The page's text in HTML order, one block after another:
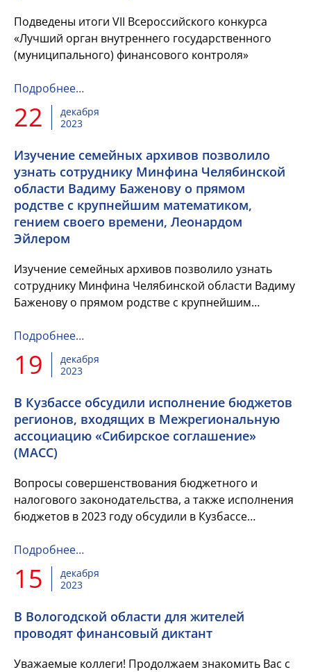
Подведены итоги VII Всероссийского конкурса
«Лучший орган внутреннего государственного
(муниципального) финансового контроля»
Подробнее…
22
декабря
2023
Изучение семейных архивов позволило
узнать сотруднику Минфина Челябинской
области Вадиму Баженову о прямом
родстве с крупнейшим математиком,
гением своего времени, Леонардом
Эйлером
Изучение семейных архивов позволило узнать
сотруднику Минфина Челябинской области Вадиму
Баженову о прямом родстве с крупнейшим
Эйлером
Подробнее…
19
декабря
2023
В Кузбассе обсудили исполнение бюджетов
регионов, входящих в Межрегиональную
ассоциацию «Сибирское соглашение»
(МАСС)
Вопросы совершенствования бюджетного и
налогового законодательства, а также исполнения
бюджетов в 2023 году обсудили в Кузбассе
комитетов парламентов из девяти сиб...
Подробнее…
15
декабря
2023
В Вологодской области для жителей
проводят финансовый диктант
Уважаемые коллеги! Продолжаем знакомить Вас с